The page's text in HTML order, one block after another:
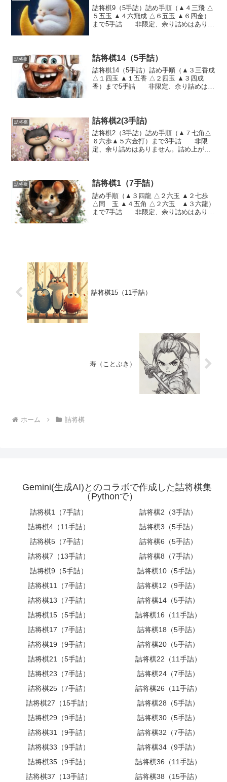
詰将棋9（5手詰）詰め手順（▲４三飛 △
５五玉 ▲４六飛成 △６五玉 ▲６四金）
まで5手詰 非限定、余り詰めはありま
詰将棋 詰将棋14（5手詰）
詰将棋14（5手詰）詰め手順（▲３三香成
△１四玉 ▲１五香 △２四玉 ▲３四成
香）まで5手詰 非限定、余り詰めはあ
詰将棋 詰将棋2(3手詰)
詰将棋2（3手詰）詰め手順（▲７七角△
６六歩▲５六金打）まで3手詰 非限
定、余り詰めはありません。詰め上がり
詰将棋 詰将棋1（7手詰）
詰め手順（▲３四龍 △２六玉 ▲２七歩
△同 玉 ▲４五角 △２六玉 ▲３六龍）
まで7手詰 非限定、余り詰めはありま
詰将棋15（11手詰）
寿（ことぶき）
ホーム 詰将棋
Gemini(生成AI)とのコラボで作成した詰将棋集
（Pythonで）
詰将棋1（7手詰）
詰将棋2（3手詰）
詰将棋4（11手詰）
詰将棋3（5手詰）
詰将棋5（7手詰）
詰将棋6（5手詰）
詰将棋7（13手詰）
詰将棋8（7手詰）
詰将棋9（5手詰）
詰将棋10（5手詰）
詰将棋11（7手詰）
詰将棋12（9手詰）
詰将棋13（7手詰）
詰将棋14（5手詰）
詰将棋15（5手詰）
詰将棋16（11手詰）
詰将棋17（7手詰）
詰将棋18（5手詰）
詰将棋19（9手詰）
詰将棋20（5手詰）
詰将棋21（5手詰）
詰将棋22（11手詰）
詰将棋23（7手詰）
詰将棋24（7手詰）
詰将棋25（7手詰）
詰将棋26（11手詰）
詰将棋27（15手詰）
詰将棋28（5手詰）
詰将棋29（9手詰）
詰将棋30（5手詰）
詰将棋31（9手詰）
詰将棋32（7手詰）
詰将棋33（9手詰）
詰将棋34（9手詰）
詰将棋35（9手詰）
詰将棋36（11手詰）
詰将棋37（13手詰）
詰将棋38（15手詰）